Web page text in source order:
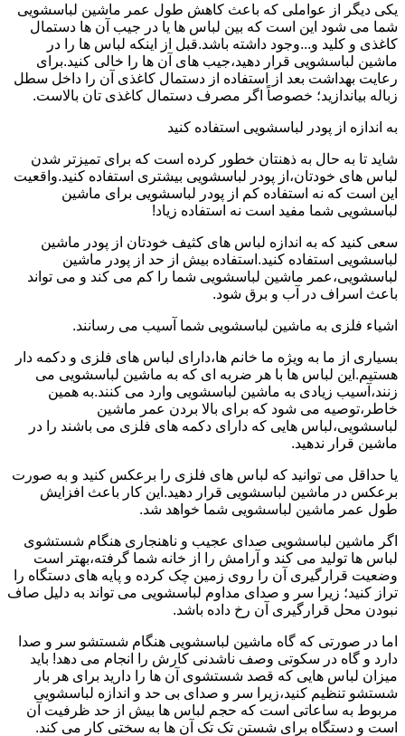
یکی دیگر از عواملی که باعث کاهش طول عمر ماشین لباسشویی
شما می شود این است که بین لباس ها یا در جیب آن ها دستمال
کاغذی و کلید و...وجود داشته باشد.قبل از اینکه لباس ها را در
ماشین لباسشویی قرار دهید،جیب های آن ها را خالی کنید.برای
رعایت بهداشت بعد از استفاده از دستمال کاغذی آن را داخل سطل
زباله بیاندازید؛ خصوصاً اگر مصرف دستمال کاغذی تان بالاست.
به اندازه از پودر لباسشویی استفاده کنید
شاید تا به حال به ذهنتان خطور کرده است که برای تمیزتر شدن
لباس های خودتان،از پودر لباسشویی بیشتری استفاده کنید.واقعیت
این است که نه استفاده کم از پودر لباسشویی برای ماشین
لباسشویی شما مفید است نه استفاده زیاد!
سعی کنید که به اندازه لباس های کثیف خودتان از پودر ماشین
لباسشویی استفاده کنید.استفاده بیش از حد از پودر ماشین
لباسشویی،عمر ماشین لباسشویی شما را کم می کند و می تواند
باعث اسراف در آب و برق شود.
اشیاء فلزی به ماشین لباسشویی شما آسیب می رسانند.
بسیاری از ما به ویژه ما خانم ها،دارای لباس های فلزی و دکمه دار
هستیم.این لباس ها با هر ضربه ای که به ماشین لباسشویی می
زنند،آسیب زیادی به ماشین لباسشویی وارد می کنند.به همین
خاطر،توصیه می شود که برای بالا بردن عمر ماشین
لباسشویی،لباس هایی که دارای دکمه های فلزی می باشند را در
ماشین قرار ندهید.
یا حداقل می توانید که لباس های فلزی را برعکس کنید و به صورت
برعکس در ماشین لباسشویی قرار دهید.این کار باعث افزایش
طول عمر ماشین لباسشویی شما خواهد شد.
اگر ماشین لباسشویی صدای عجیب و ناهنجاری هنگام شستشوی
لباس ها تولید می کند و آرامش را از خانه شما گرفته،بهتر است
وضعیت قرارگیری آن را روی زمین چک کرده و پایه های دستگاه را
تراز کنید؛ زیرا سر و صدای مداوم لباسشویی می تواند به دلیل صاف
نبودن محل قرارگیری آن رخ داده باشد.
اما در صورتی که گاه ماشین لباسشویی هنگام شستشو سر و صدا
دارد و گاه در سکوتی وصف ناشدنی کارش را انجام می دهد! باید
میزان لباس هایی که قصد شستشوی آن ها را دارید برای هر بار
شستشو تنظیم کنید،زیرا سر و صدای بی حد و اندازه لباسشویی
مربوط به ساعاتی است که حجم لباس ها بیش از حد ظرفیت آن
است و دستگاه برای شستن تک تک آن ها به سختی کار می کند.